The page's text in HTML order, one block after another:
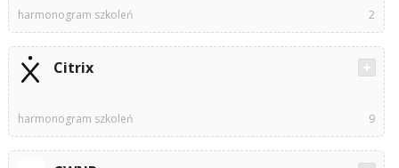
harmonogram szkoleń 2
Citrix
harmonogram szkoleń 9